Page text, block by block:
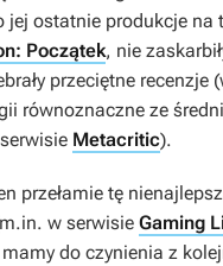
jej ostatnie produkcje na
Początek, nie
przeciętne recenzje
równoznaczne ze
Metacritic).
przełamie tę
w serwisie Gaming
do czynienia z